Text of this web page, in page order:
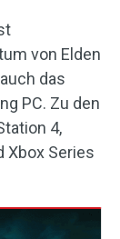
von Elden
das
PC. Zu den
4,
Xbox Series